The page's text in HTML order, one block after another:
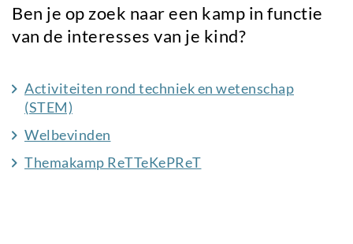
Ben je op zoek naar een kamp in functie
van de interesses van je kind?
Activiteiten rond techniek en wetenschap
(STEM)
Welbevinden
Themakamp ReTTeKePReT